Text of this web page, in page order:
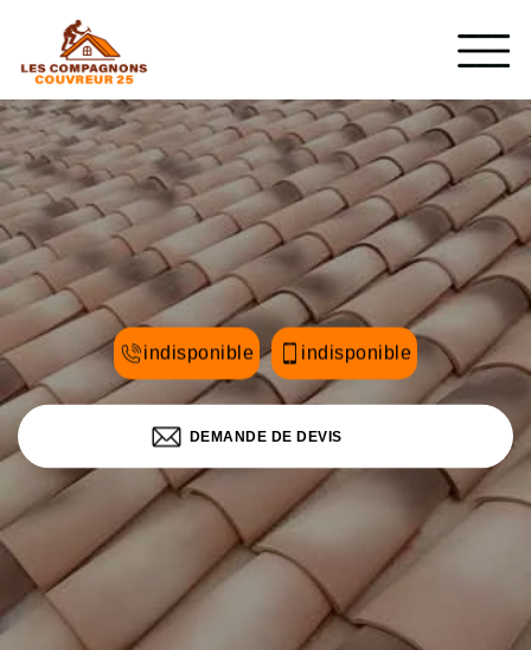
indisponible indisponible
DEMANDE DE DEVIS